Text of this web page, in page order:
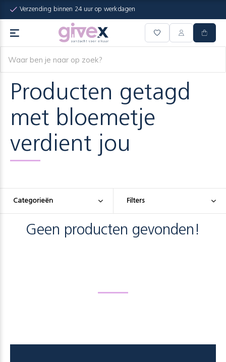
Verzending binnen 24 uur op werkdagen
Producten getagd
met bloemetje
verdient jou
Categorieën Filters
Geen producten gevonden!